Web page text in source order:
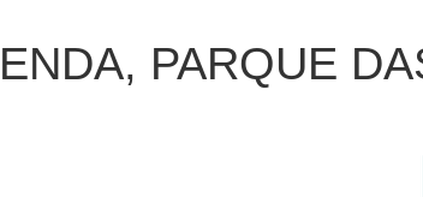
PARQUE